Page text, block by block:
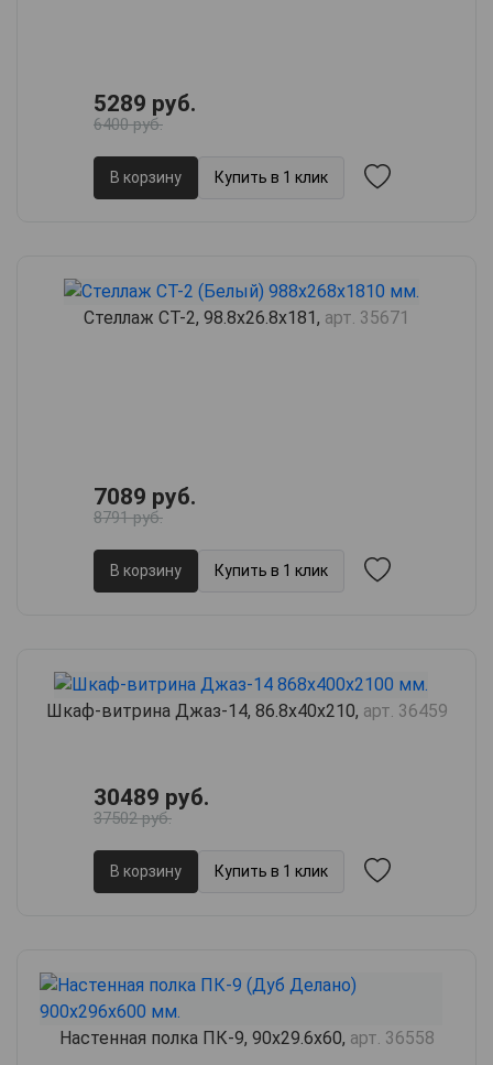
5289 руб.
6400 руб.
В корзину Купить в 1 клик
Стеллаж СТ-2, 98.8х26.8х181, арт. 35671
7089 руб.
8791 руб.
В корзину Купить в 1 клик
Шкаф-витрина Джаз-14, 86.8х40х210, арт. 36459
30489 руб.
37502 руб.
В корзину Купить в 1 клик
Настенная полка ПК-9, 90х29.6х60, арт. 36558